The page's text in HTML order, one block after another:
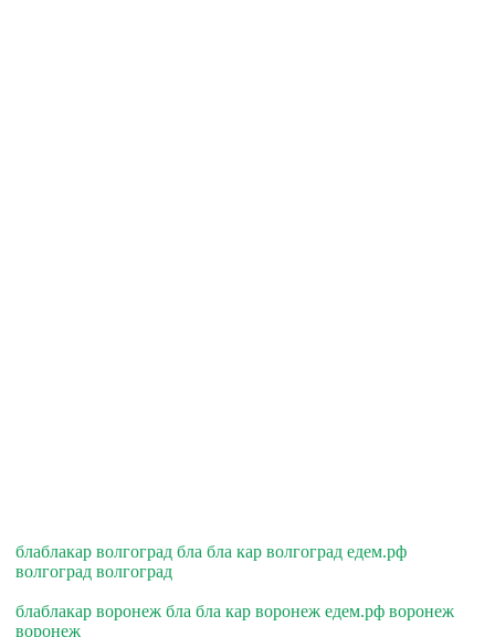
блаблакар волгоград бла бла кар волгоград едем.рф
волгоград волгоград
блаблакар воронеж бла бла кар воронеж едем.рф воронеж
воронеж